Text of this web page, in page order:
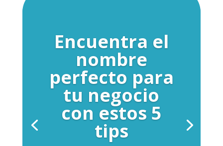
Encuentra el
nombre
perfecto para
tu negocio
con estos 5
tips